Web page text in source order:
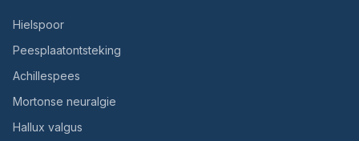
Hielspoor
Peesplaatontsteking
Achillespees
Mortonse neuralgie
Hallux valgus